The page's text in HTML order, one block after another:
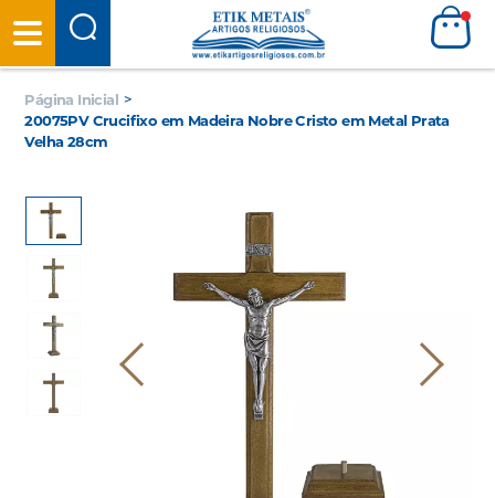
Página Inicial >
20075PV Crucifixo em Madeira Nobre Cristo em Metal Prata
Velha 28cm